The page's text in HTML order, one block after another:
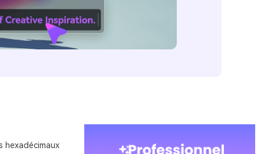
hexadécimaux